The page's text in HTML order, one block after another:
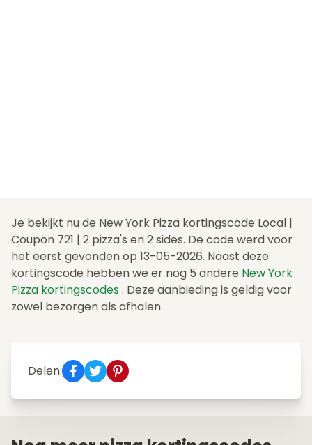
Je bekijkt nu de New York Pizza kortingscode Local |
Coupon 721 | 2 pizza's en 2 sides. De code werd voor
het eerst gevonden op 13-05-2026. Naast deze
kortingscode hebben we er nog 5 andere New York
Pizza kortingscodes . Deze aanbieding is geldig voor
zowel bezorgen als afhalen.
Delen: